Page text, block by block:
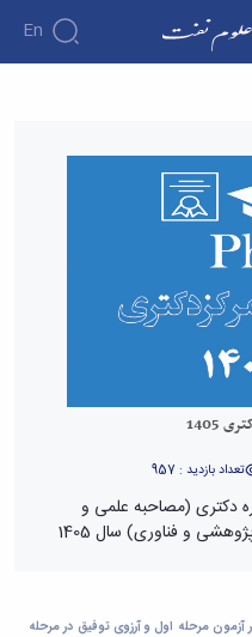
En
تعداد بازدید : 957
دکتری (مصاحبه علمی و
و فناوری) سال 1405
مرحله اول و آرزوی توفیق در مرحله